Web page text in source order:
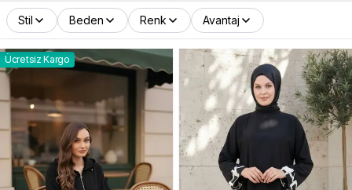
Stil Beden Renk Avantaj
Ücretsiz Kargo